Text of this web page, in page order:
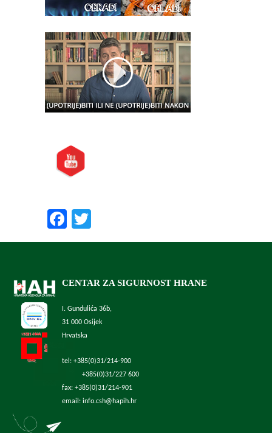
Facebook
CENTAR ZA SIGURNOST HRANE
I. Gundulića 36b,
31 000 Osijek
Hrvatska
tel: +385(0)31/214-900
+385(0)31/227 600
fax: +385(0)31/214-901
email: info.csh@hapih.hr